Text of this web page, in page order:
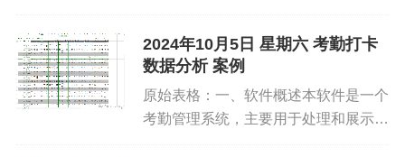
2024年10月5日 星期六 考勤打卡
数据分析 案例
原始表格：一、软件概述本软件是一个
考勤管理系统，主要用于处理和展示员